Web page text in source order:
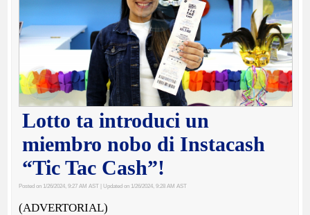
Lotto ta introduci un
miembro nobo di Instacash
“Tic Tac Cash”!
Posted on 1/26/2024, 9:27 AM AST | Updated on 1/26/2024, 9:28 AM AST
(ADVERTORIAL)